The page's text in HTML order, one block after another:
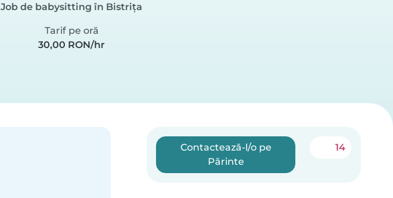
Job de babysitting în Bistrița
Tarif pe oră
30,00 RON/hr
Contactează-l/o pe
Părinte
14